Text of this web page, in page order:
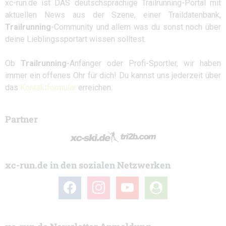
xc-run.de ist DAS deutschsprachige Trailrunning-Portal mit
aktuellen News aus der Szene, einer Traildatenbank,
Trailrunning-Community und allem was du sonst noch über
deine Lieblingssportart wissen solltest.
Ob Trailrunning-Anfänger oder Profi-Sportler, wir haben
immer ein offenes Ohr für dich! Du kannst uns jederzeit über
das Kontaktformular erreichen.
Partner
xc-run.de in den sozialen Netzwerken
facebook instagramyoutube
user-
circle